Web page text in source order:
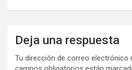
Deja una respuesta
Tu dirección de correo electrónico